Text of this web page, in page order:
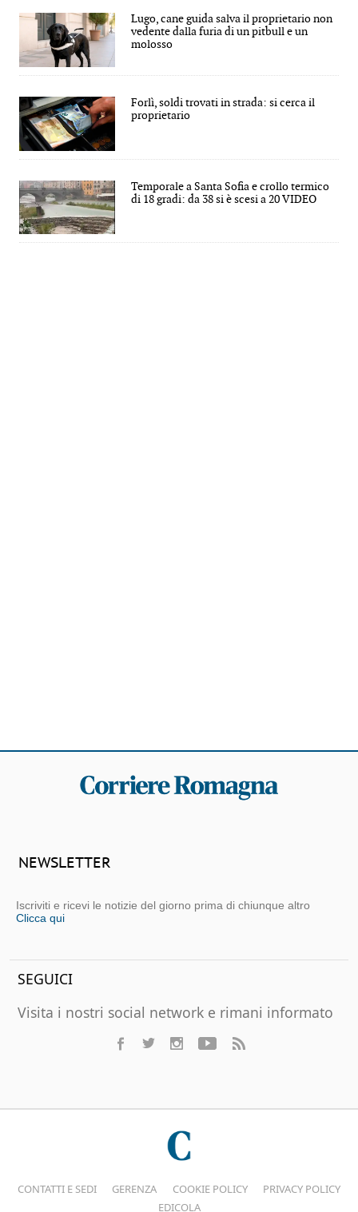
Lugo, cane guida salva il proprietario non
vedente dalla furia di un pitbull e un
molosso
Forlì, soldi trovati in strada: si cerca il
proprietario
Temporale a Santa Sofia e crollo termico
di 18 gradi: da 38 si è scesi a 20 VIDEO
NEWSLETTER
Iscriviti e ricevi le notizie del giorno prima di chiunque altro
Clicca qui
SEGUICI
Visita i nostri social network e rimani informato
CONTATTI E SEDI GERENZA COOKIE POLICY
PRIVACY POLICY
EDICOLA